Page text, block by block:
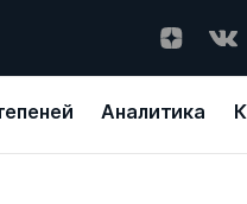
Аналитика